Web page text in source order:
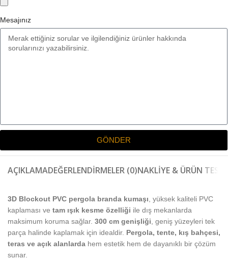
Mesajınız
GÖNDER
AÇIKLAMADEĞERLENDIRMELER (0)NAKLIYE & ÜRÜN
3D Blockout PVC pergola branda kumaşı , yüksek kaliteli PVC
kaplaması ve tam ışık kesme özelliği ile dış mekanlarda
maksimum koruma sağlar. 300 cm genişliği , geniş yüzeyleri tek
parça halinde kaplamak için idealdir. Pergola, tente, kış bahçesi,
teras ve açık alanlarda hem estetik hem de dayanıklı bir çözüm
sunar.